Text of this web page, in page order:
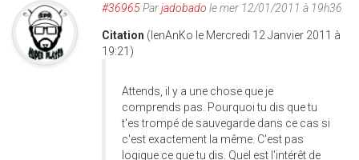
#36965Parjadobado le mer 12/01/2011 à 19h36
Citation (IenAnKo le Mercredi 12 Janvier 2011 à
19:21)
Attends, il y a une chose que je
comprends pas. Pourquoi tu dis que tu
t'es trompé de sauvegarde dans ce cas si
c'est exactement la même. C'est pas
logique ce que tu dis. Quel est l'intérêt de